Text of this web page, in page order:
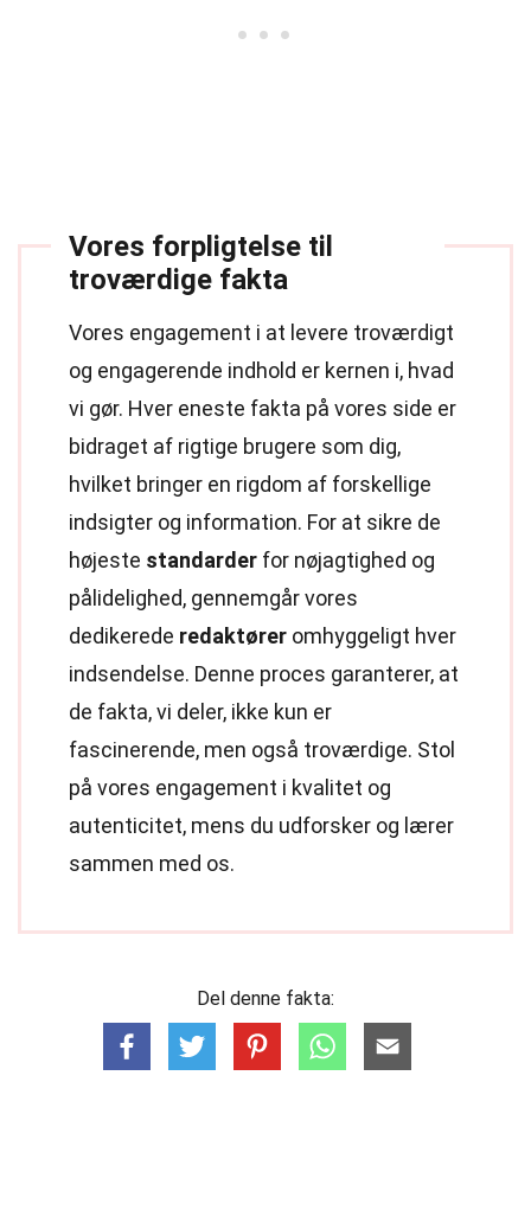
Vores forpligtelse til
troværdige fakta
Vores engagement i at levere troværdigt
og engagerende indhold er kernen i, hvad
vi gør. Hver eneste fakta på vores side er
bidraget af rigtige brugere som dig,
hvilket bringer en rigdom af forskellige
indsigter og information. For at sikre de
højeste standarder for nøjagtighed og
pålidelighed, gennemgår vores
dedikerede redaktører omhyggeligt hver
indsendelse. Denne proces garanterer, at
de fakta, vi deler, ikke kun er
fascinerende, men også troværdige. Stol
på vores engagement i kvalitet og
autenticitet, mens du udforsker og lærer
sammen med os.
Del denne fakta: